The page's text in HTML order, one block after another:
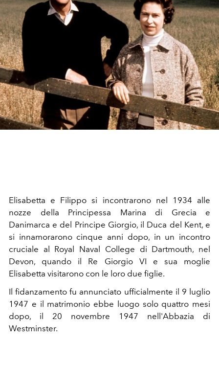
Elisabetta e Filippo si incontrarono nel 1934 alle
nozze della Principessa Marina di Grecia e
Danimarca e del Principe Giorgio, il Duca del Kent, e
si innamorarono cinque anni dopo, in un incontro
cruciale al Royal Naval College di Dartmouth, nel
Devon, quando il Re Giorgio VI e sua moglie
Elisabetta visitarono con le loro due figlie.
Il fidanzamento fu annunciato ufficialmente il 9 luglio
1947 e il matrimonio ebbe luogo solo quattro mesi
dopo, il 20 novembre 1947 nell'Abbazia di
Westminster.